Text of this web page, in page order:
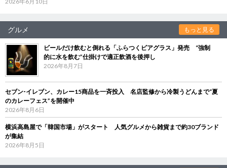
グルメ もっと見る
ビールだけ飲むと倒れる「ふらつくビアグラス」発売 “強制
的に水を飲む”仕掛けで適正飲酒を後押し
2026年8月7日
セブン‐イレブン、カレー15商品を一斉投入 名店監修から冷製うどんまで“夏
のカレーフェス”を開催中
2026年8月6日
横浜高島屋で「韓国市場」がスタート 人気グルメから雑貨まで約30ブランド
が集結
2026年8月5日